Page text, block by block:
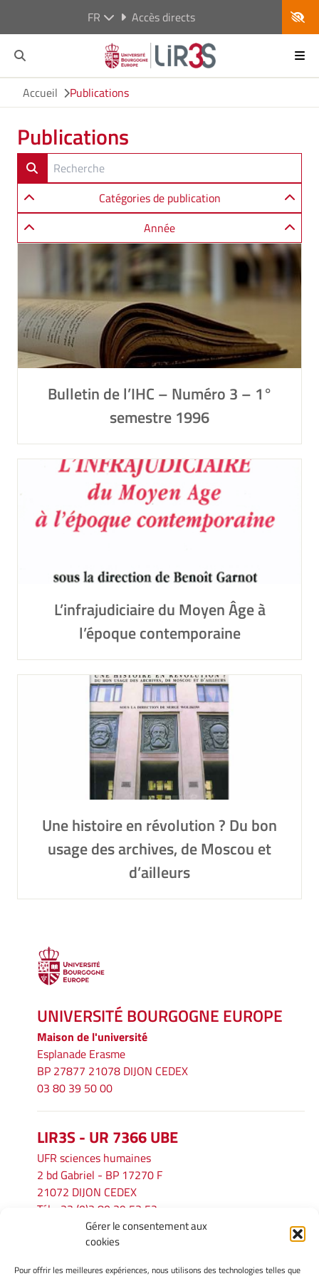
Gérer le consentement aux
cookies
Pour offrir les meilleures expériences, nous utilisons des technologies telles que
FR Accès directs
Accueil Publications
Publications
Catégories de publication
Année
Bulletin de l’IHC – Numéro 3 – 1°
semestre 1996
L’infrajudiciaire du Moyen Âge à
l’époque contemporaine
Une histoire en révolution ? Du bon
usage des archives, de Moscou et
d’ailleurs
UNIVERSITÉ BOURGOGNE EUROPE
Maison de l'université
Esplanade Erasme
BP 27877 21078 DIJON CEDEX
03 80 39 50 00
LIR3S - UR 7366 UBE
UFR sciences humaines
2 bd Gabriel - BP 17270 F
21072 DIJON CEDEX
Tél. : 33 (0)3 80 39 53 52
lir3s@u-bourgogne.fr